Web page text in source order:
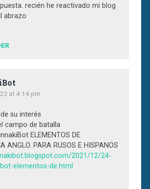
recién he reactivado mi blog
abrazo
at 4:14 pm
su interés
campo de batalla
ELEMENTOS DE
ANGLO. PARA RUSOS E HISPANOS
2021/12/24-
elementos-de.html